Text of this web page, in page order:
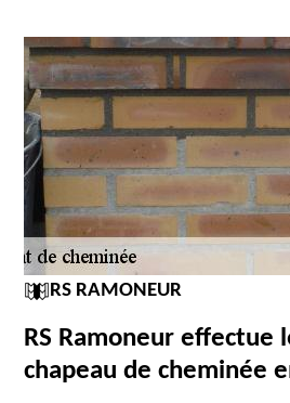
RS RAMONEUR
RS Ramoneur effectue
chapeau de cheminée